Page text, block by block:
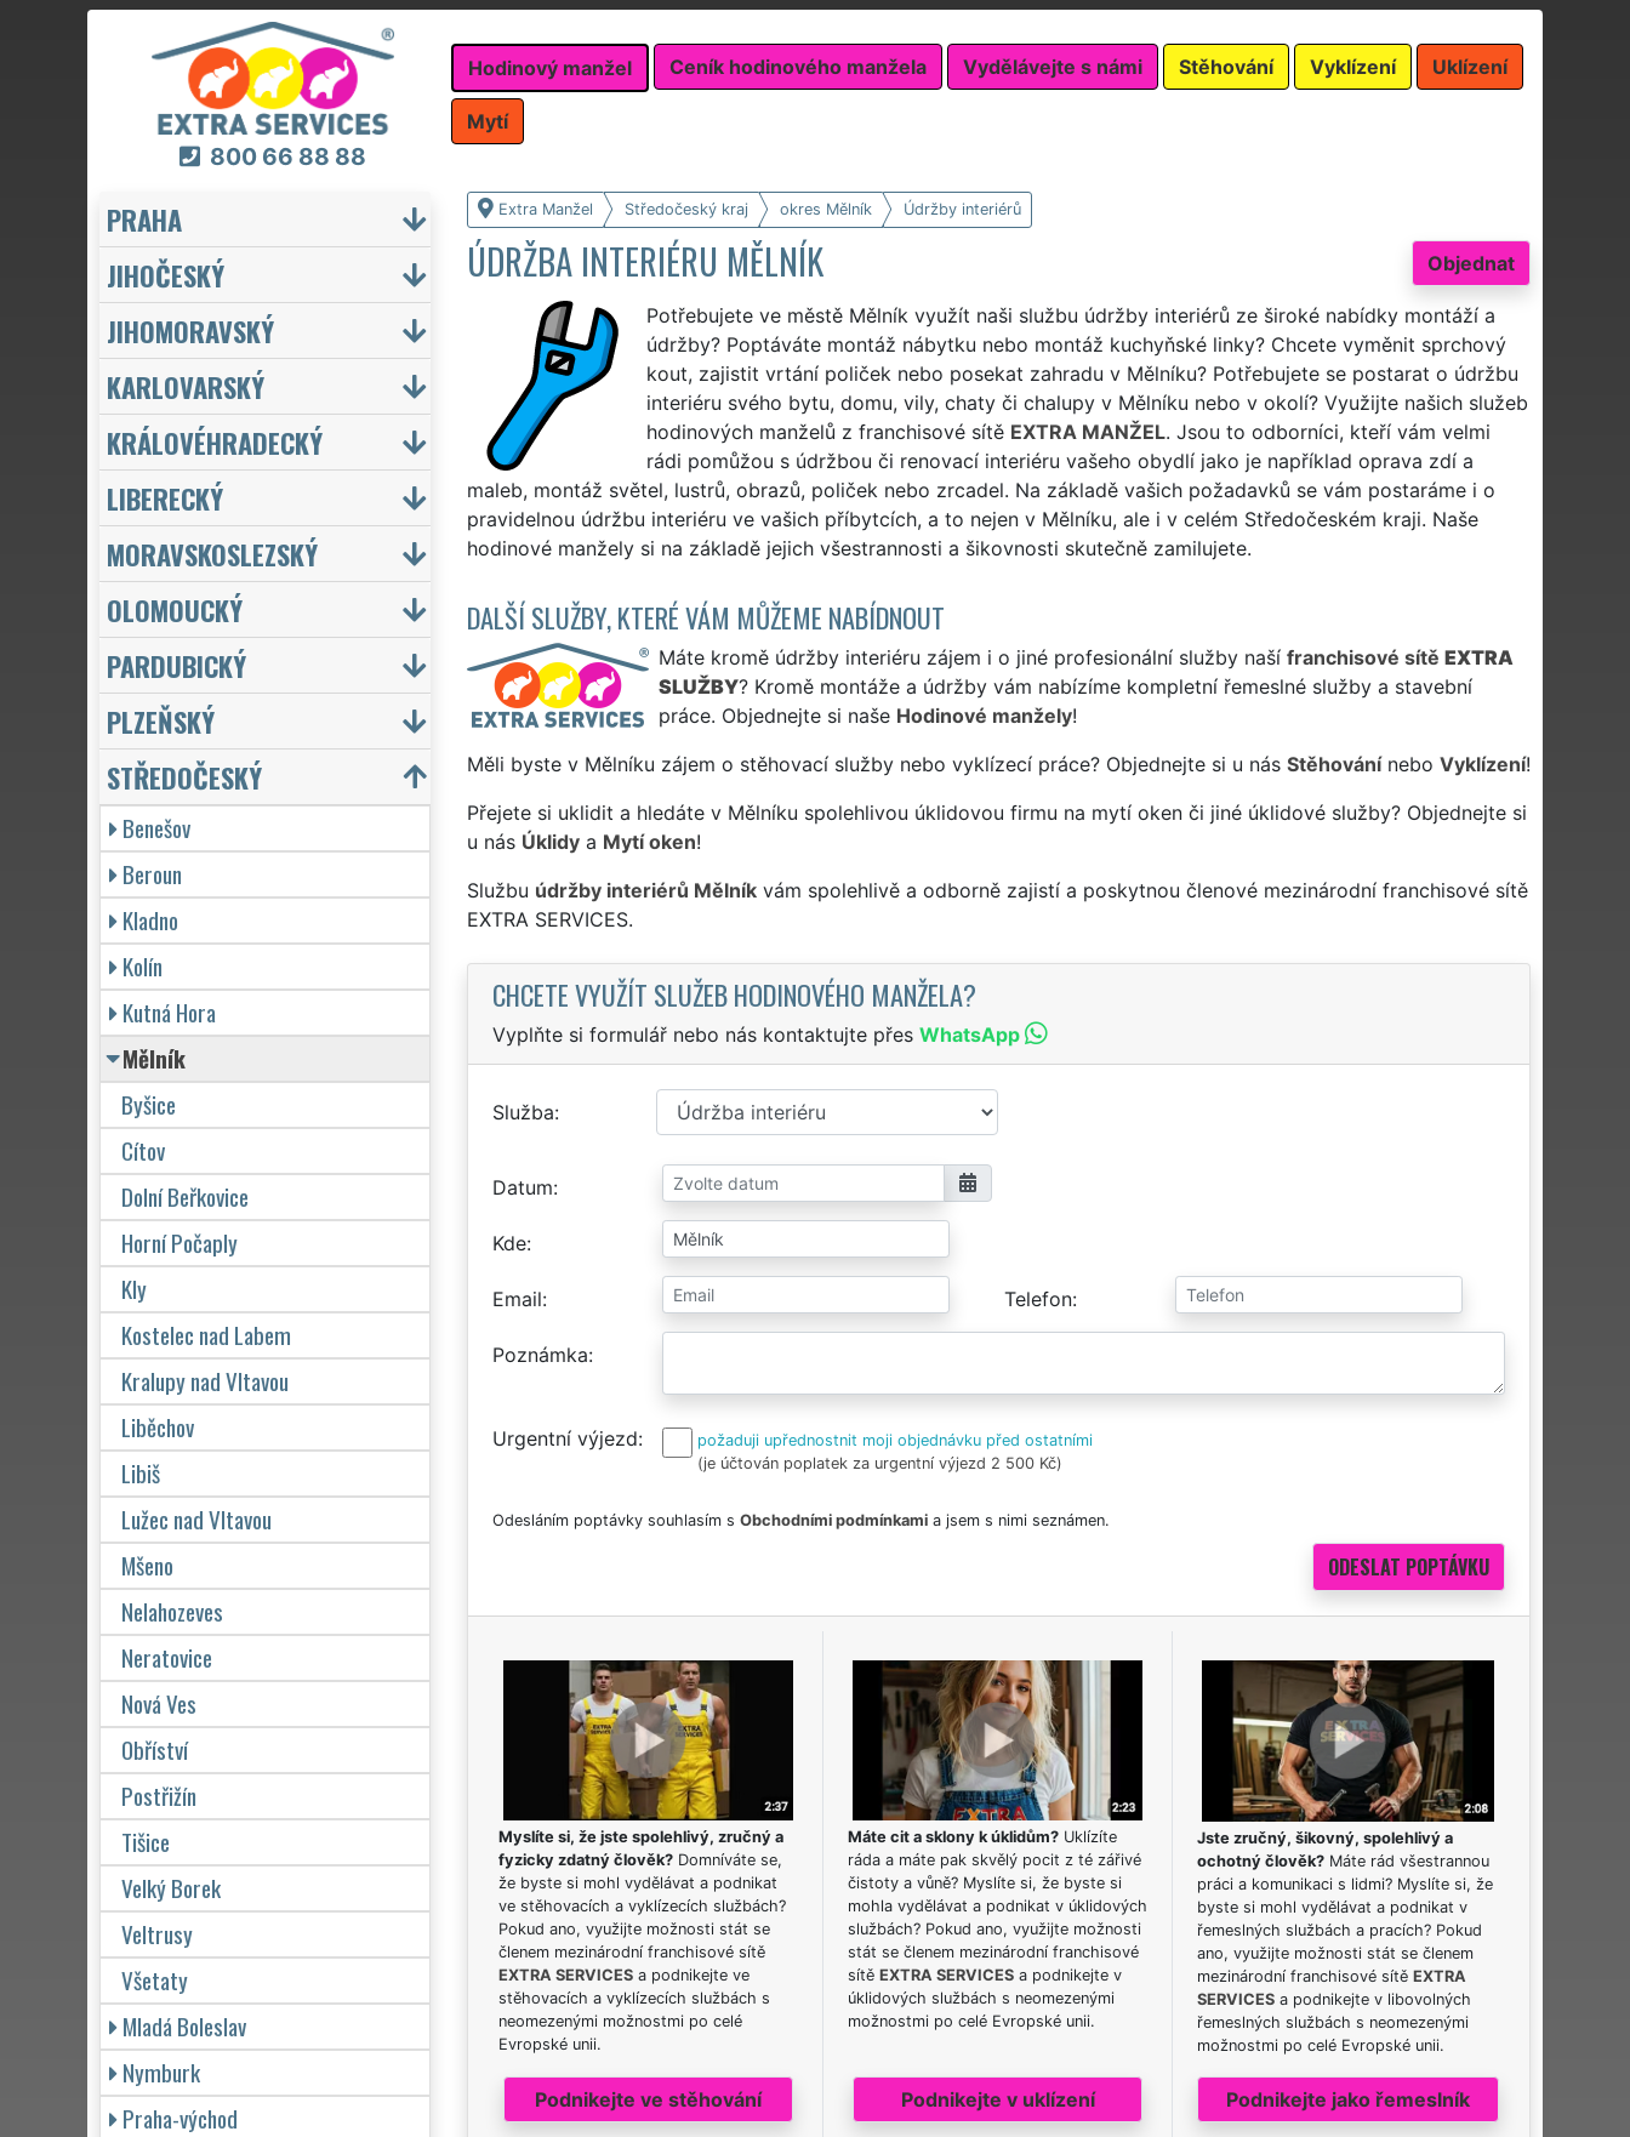
800 66 88 88
Hodinový manžel Ceník hodinového manžela Vydělávejte s námi Stěhování Vyklízení Uklízení
Mytí
Extra Manžel Středočeský kraj okres Mělník Údržby interiérů
Objednat
ÚDRŽBA INTERIÉRU MĚLNÍK
Potřebujete ve městě Mělník využít naši službu údržby interiérů ze široké nabídky montáží a
údržby? Poptáváte montáž nábytku nebo montáž kuchyňské linky? Chcete vyměnit sprchový
kout, zajistit vrtání poliček nebo posekat zahradu v Mělníku? Potřebujete se postarat o údržbu
interiéru svého bytu, domu, vily, chaty či chalupy v Mělníku nebo v okolí? Využijte našich služeb
hodinových manželů z franchisové sítě EXTRA MANŽEL. Jsou to odborníci, kteří vám velmi
rádi pomůžou s údržbou či renovací interiéru vašeho obydlí jako je například oprava zdí a
maleb, montáž světel, lustrů, obrazů, poliček nebo zrcadel. Na základě vašich požadavků se vám postaráme i o
pravidelnou údržbu interiéru ve vašich příbytcích, a to nejen v Mělníku, ale i v celém Středočeském kraji. Naše
hodinové manžely si na základě jejich všestrannosti a šikovnosti skutečně zamilujete.
DALŠÍ SLUŽBY, KTERÉ VÁM MŮŽEME NABÍDNOUT
Máte kromě údržby interiéru zájem i o jiné profesionální služby naší franchisové sítě EXTRA
SLUŽBY? Kromě montáže a údržby vám nabízíme kompletní řemeslné služby a stavební
práce. Objednejte si naše Hodinové manžely!
Měli byste v Mělníku zájem o stěhovací služby nebo vyklízecí práce? Objednejte si u nás Stěhovánínebo Vyklízení!
Přejete si uklidit a hledáte v Mělníku spolehlivou úklidovou firmu na mytí oken či jiné úklidové služby? Objednejte si
u nás Úklidya Mytí oken!
Službu údržby interiérů Mělníkvám spolehlivě a odborně zajistí a poskytnou členové mezinárodní franchisové sítě
EXTRA SERVICES.
CHCETE VYUŽÍT SLUŽEB HODINOVÉHO MANŽELA?
Vyplňte si formulář nebo nás kontaktujte přes WhatsApp
Služba
Datum
Kde
Email Telefon
Poznámka
Urgentní výjezd
požaduji upřednostnit moji objednávku před ostatními
(je účtován poplatek za urgentní výjezd 2 500 Kč)
Odesláním poptávky souhlasím s Obchodními podmínkamia jsem s nimi seznámen.
Myslíte si, že jste spolehlivý, zručný a
fyzicky zdatný člověk?Domníváte se,
že byste si mohl vydělávat a podnikat
ve stěhovacích a vyklízecích službách?
Pokud ano, využijte možnosti stát se
členem mezinárodní franchisové sítě
EXTRA SERVICESa podnikejte ve
stěhovacích a vyklízecích službách s
neomezenými možnostmi po celé
Evropské unii.
Podnikejte ve stěhování
Máte cit a sklony k úklidům?Uklízíte
ráda a máte pak skvělý pocit z té zářivé
čistoty a vůně? Myslíte si, že byste si
mohla vydělávat a podnikat v úklidových
službách? Pokud ano, využijte možnosti
stát se členem mezinárodní franchisové
sítě EXTRA SERVICESa podnikejte v
úklidových službách s neomezenými
možnostmi po celé Evropské unii.
Podnikejte v uklízení
Jste zručný, šikovný, spolehlivý a
ochotný člověk? Máte rád všestrannou
práci a komunikaci s lidmi? Myslíte si, že
byste si mohl vydělávat a podnikat v
řemeslných službách a pracích? Pokud
ano, využijte možnosti stát se členem
mezinárodní franchisové sítěEXTRA
SERVICES a podnikejte v libovolných
řemeslných službách s neomezenými
možnostmi po celé Evropské unii.
Podnikejte jako řemeslník
PRAHA
JIHOČESKÝ
JIHOMORAVSKÝ
KARLOVARSKÝ
KRÁLOVÉHRADECKÝ
LIBERECKÝ
MORAVSKOSLEZSKÝ
OLOMOUCKÝ
PARDUBICKÝ
PLZEŇSKÝ
STŘEDOČESKÝ
Benešov
Beroun
Kladno
Kolín
Kutná Hora
Mělník
Byšice
Cítov
Dolní Beřkovice
Horní Počaply
Kly
Kostelec nad Labem
Kralupy nad Vltavou
Liběchov
Libiš
Lužec nad Vltavou
Mšeno
Nelahozeves
Neratovice
Nová Ves
Obříství
Postřižín
Tišice
Velký Borek
Veltrusy
Všetaty
Mladá Boleslav
Nymburk
Praha-východ